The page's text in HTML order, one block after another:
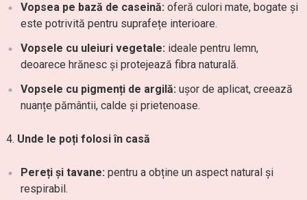
Vopsea pe bază de caseină: oferă culori mate, bogate și
este potrivită pentru suprafețe interioare.
Vopsele cu uleiuri vegetale: ideale pentru lemn,
deoarece hrănesc și protejează fibra naturală.
Vopsele cu pigmenți de argilă: ușor de aplicat, creează
nuanțe pământii, calde și prietenoase.
Unde le poți folosi în casă
Pereți și tavane: pentru a obține un aspect natural și
respirabil.